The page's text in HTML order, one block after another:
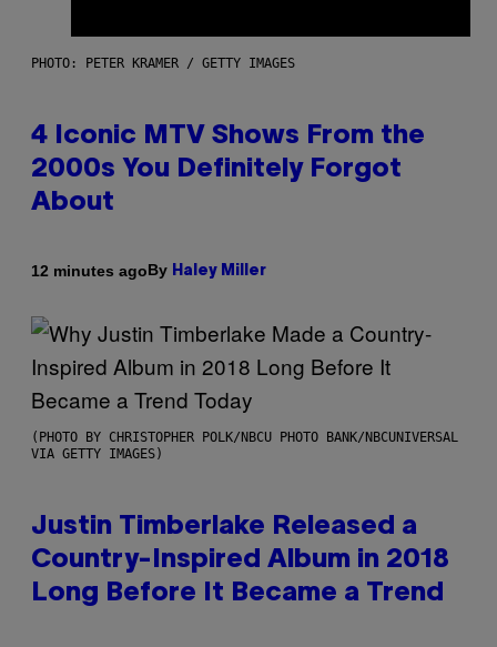
PHOTO: PETER KRAMER / GETTY IMAGES
4 Iconic MTV Shows From the
2000s You Definitely Forgot
About
12 minutes agoBy Haley Miller
(PHOTO BY CHRISTOPHER POLK/NBCU PHOTO BANK/NBCUNIVERSAL
VIA GETTY IMAGES)
Justin Timberlake Released a
Country-Inspired Album in 2018
Long Before It Became a Trend